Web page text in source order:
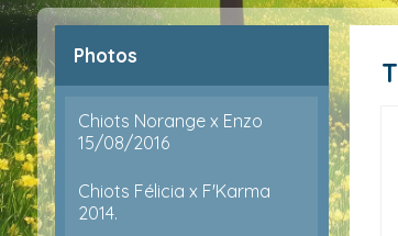
Photos
Chiots Norange x Enzo
15/08/2016
Chiots Félicia x F'Karma
2014.